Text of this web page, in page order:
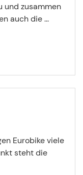
und zusammen
auch die ...
Eurobike viele
steht die